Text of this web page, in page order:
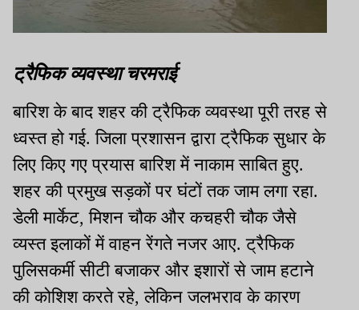
ट्रैफिक व्यवस्था चरमराई
बारिश के बाद शहर की ट्रैफिक व्यवस्था पूरी तरह से
ध्वस्त हो गई. जिला प्रशासन द्वारा ट्रैफिक सुधार के
लिए किए गए प्रयास बारिश में नाकाम साबित हुए.
शहर की प्रमुख सड़कों पर घंटों तक जाम लगा रहा.
डेली मार्केट,मिशन चौक और कचहरी चौक जैसे
व्यस्त इलाकों में वाहन रेंगते नजर आए. ट्रैफिक
पुलिसकर्मी सीटी बजाकर और इशारों से जाम हटाने
की कोशिश करते रहे,लेकिन जलभराव के कारण